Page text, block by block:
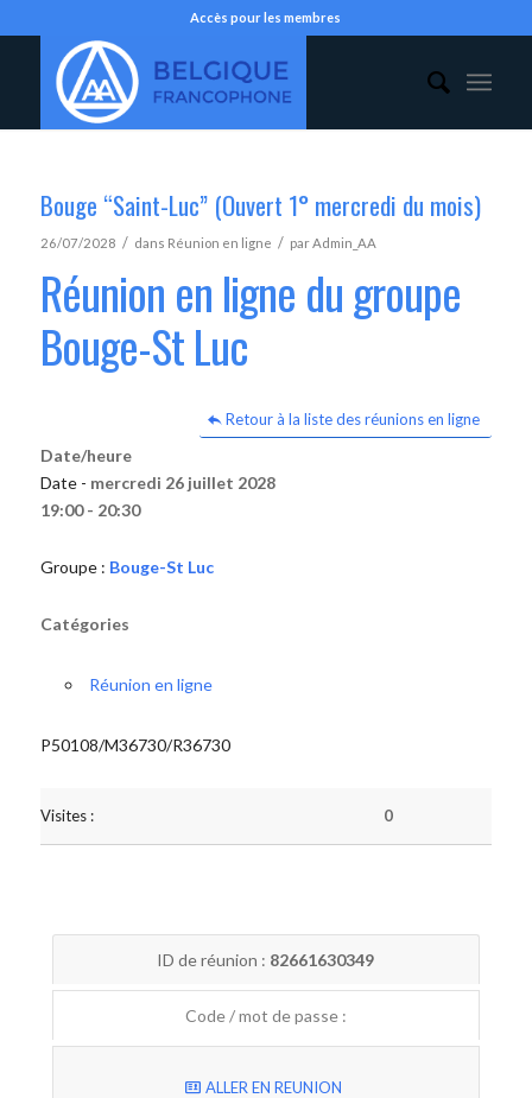
Accès pour les membres
Bouge “Saint-Luc” (Ouvert 1° mercredi du mois)
26/07/2028 / dans Réunion en ligne / parAdmin_AA
Réunion en ligne du groupe
Bouge-St Luc
Retour à la liste des réunions en ligne
Date/heure
Date - mercredi 26 juillet 2028
19:00 - 20:30
Groupe : Bouge-St Luc
Catégories
Réunion en ligne
P50108/M36730/R36730
Visites : 0
ID de réunion : 82661630349
Code / mot de passe :
ALLER EN REUNION